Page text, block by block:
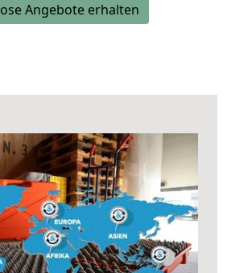
Angebote erhalten